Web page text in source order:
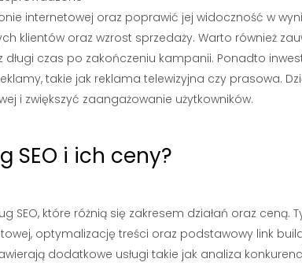
internetowej oraz poprawić jej widoczność w
klientów oraz wzrost sprzedaży. Warto również
długi czas po zakończeniu kampanii. Ponadto
takie jak reklama telewizyjna czy prasowa.
i zwiększyć zaangażowanie użytkowników.
SEO i ich ceny?
SEO, które różnią się zakresem działań oraz ceną.
optymalizację treści oraz podstawowy link
dodatkowe usługi takie jak analiza